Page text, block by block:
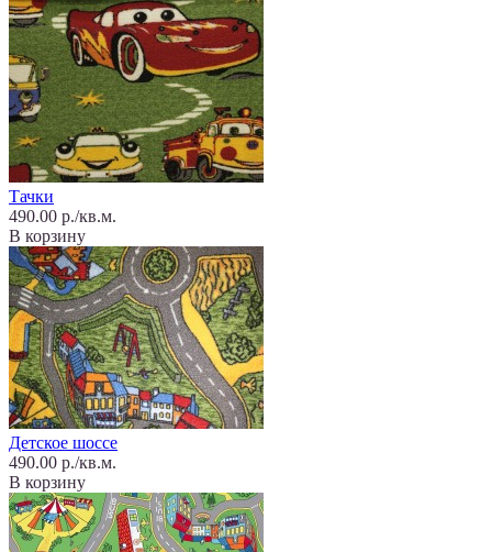
Тачки
490.00 р./кв.м.
В корзину
Детское шоссе
490.00 р./кв.м.
В корзину